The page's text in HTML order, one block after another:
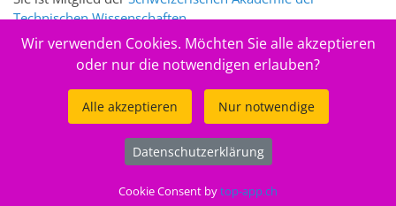
Technischen Wissenschaften.
Sie ist zudem Mitglied des Schweizer Portalswww.sciences-
Stiftung Bibliothek Werner Oechslin
Wir verwenden Cookies. Möchten Sie alle akzeptieren
oder nur die notwendigen erlauben?
Alle akzeptieren Nur notwendige
Datenschutzerklärung
Cookie Consent bytop-app.ch